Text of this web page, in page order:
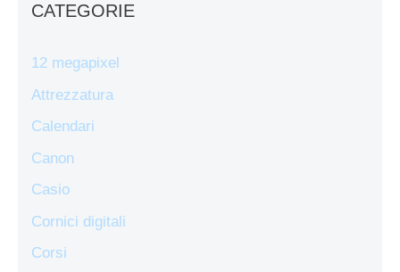
CATEGORIE
12 megapixel
Attrezzatura
Calendari
Canon
Casio
Cornici digitali
Corsi